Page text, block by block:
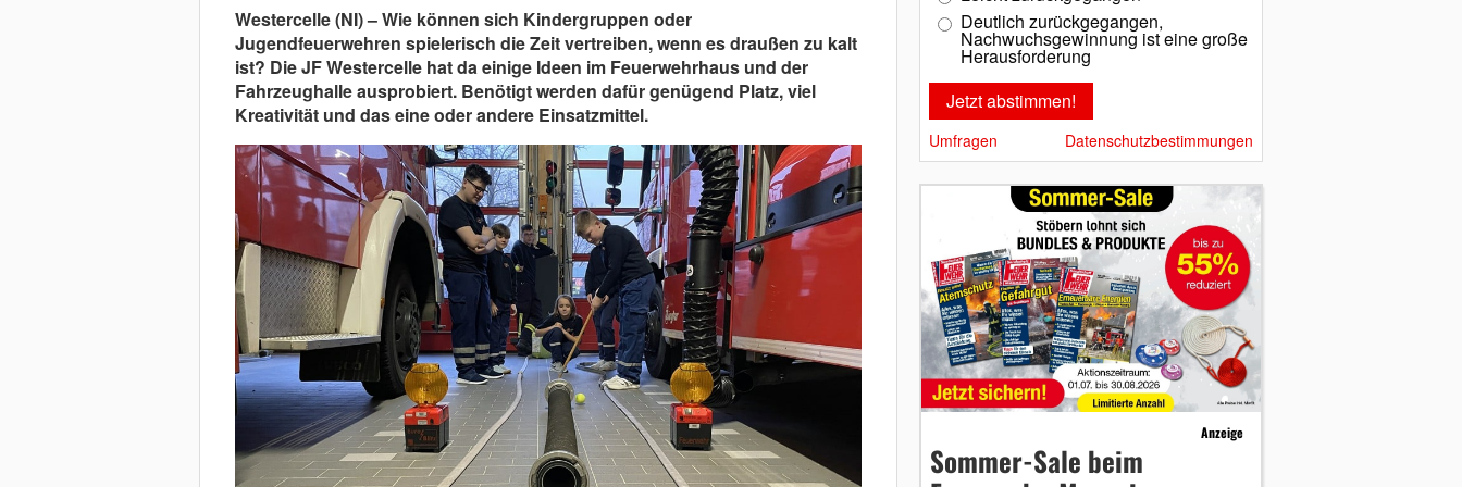
Westercelle (NI) – Wie können sich Kindergruppen oder
Jugendfeuerwehren spielerisch die Zeit vertreiben, wenn es draußen zu kalt
ist? Die JF Westercelle hat da einige Ideen im Feuerwehrhaus und der
Fahrzeughalle ausprobiert. Benötigt werden dafür genügend Platz, viel
Kreativität und das eine oder andere Einsatzmittel.
Deutlich zurückgegangen,
Nachwuchsgewinnung ist eine große
Herausforderung
Umfragen Datenschutzbestimmungen
Anzeige
Sommer-Sale beim